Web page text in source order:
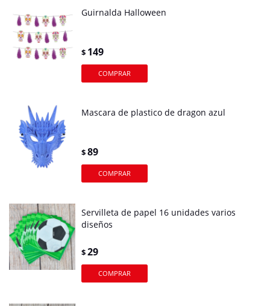
Guirnalda Halloween
$ 149
Mascara de plastico de dragon azul
$89
Servilleta de papel 16 unidades varios
diseños
$29